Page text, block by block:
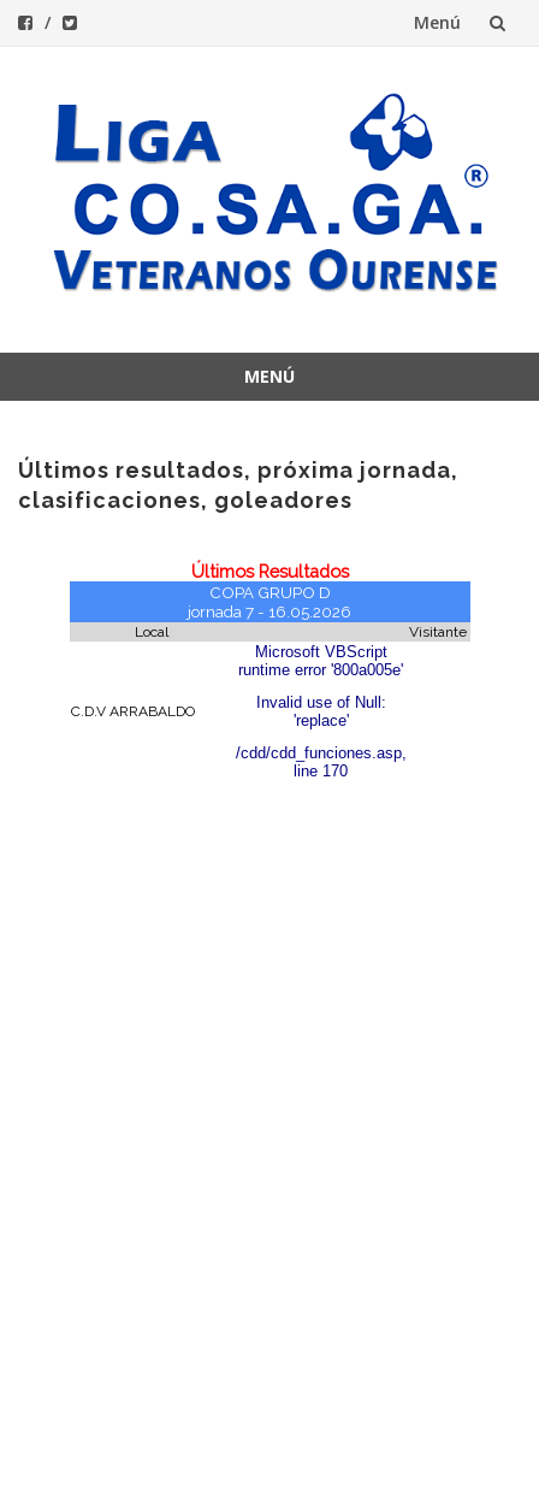
Menú
contenido
MENÚ
contenido
Últimos resultados, próxima jornada,
clasificaciones, goleadores